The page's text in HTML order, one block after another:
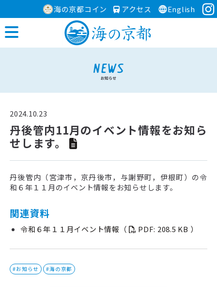
海の京都コイン アクセス English
2024.10.23
丹後管内11月のイベント情報をお知ら
せします。
丹後管内（宮津市，京丹後市，与謝野町，伊根町）の令
和６年１１月のイベント情報をお知らせします。
関連資料
令和６年１１月イベント情報（ PDF: 208.5 KB ）
#お知らせ #海の京都